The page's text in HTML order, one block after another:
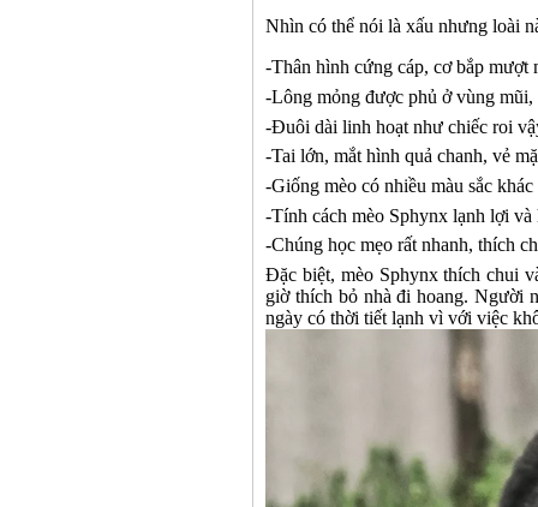
Nhìn có thể nói là xấu nhưng loài
-Thân hình cứng cáp, cơ bắp mượt
-Lông mỏng được phủ ở vùng mũi,
-Đuôi dài linh hoạt như chiếc roi
-Tai lớn, mắt hình quả chanh, vẻ
-Giống mèo có nhiều màu sắc
-Tính cách mèo Sphynx lạnh lợi và
-Chúng học mẹo rất nhanh, thích
Đặc biệt, mèo Sphynx thích chui
giờ thích bỏ nhà đi hoang. Người
ngày có thời tiết lạnh vì với việc